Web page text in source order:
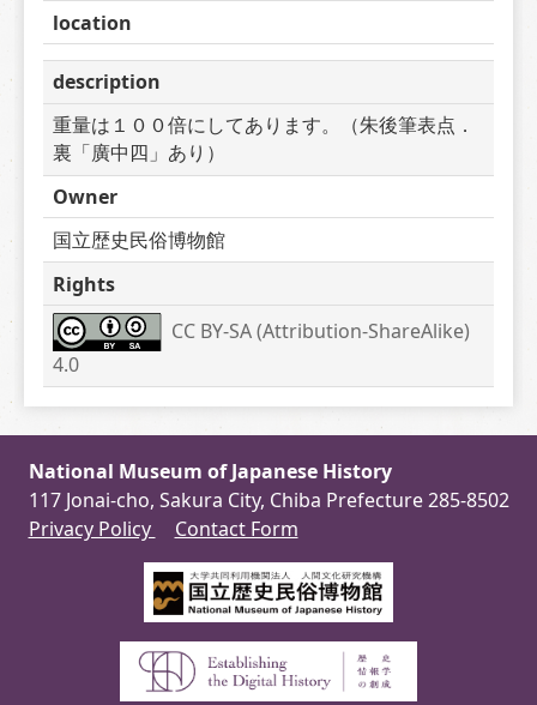
location
description
重量は１００倍にしてあります。（朱後筆表点．
裏「廣中四」あり）
Owner
国立歴史民俗博物館
Rights
CC BY-SA (Attribution-ShareAlike)
4.0
National Museum of Japanese History
117 Jonai-cho, Sakura City, Chiba Prefecture 285-8502
Privacy Policy
Contact Form